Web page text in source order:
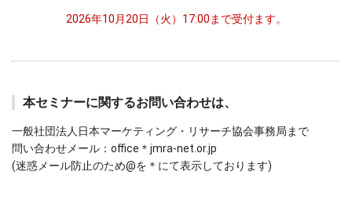
2026年10月20日（火）17:00まで受付ます。
本セミナーに関するお問い合わせは、
一般社団法人日本マーケティング・リサーチ協会事務局まで
問い合わせメール：office＊jmra-net.or.jp
(迷惑メール防止のため@を＊にて表示しております)